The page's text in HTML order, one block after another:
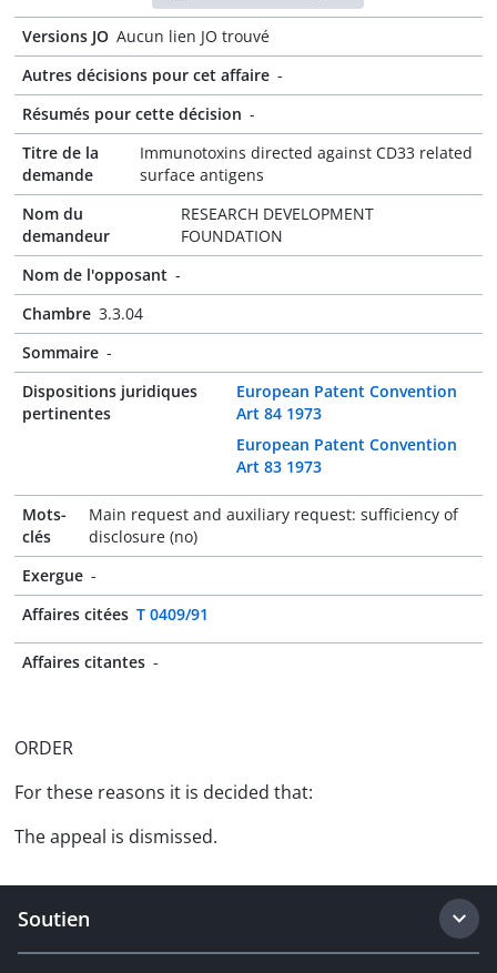
Versions JO Aucun lien JO trouvé
Autres décisions pour cet affaire -
Résumés pour cette décision -
Titre de la
demande
Immunotoxins directed against CD33 related
surface antigens
Nom du
demandeur
RESEARCH DEVELOPMENT
FOUNDATION
Nom de l'opposant -
Chambre 3.3.04
Sommaire -
Dispositions juridiques
pertinentes
European Patent Convention
Art 84 1973
European Patent Convention
Art 83 1973
Mots-
clés
Main request and auxiliary request: sufficiency of
disclosure (no)
Exergue -
Affaires citées T 0409/91
Affaires citantes -
ORDER
For these reasons it is decided that:
The appeal is dismissed.
Soutien